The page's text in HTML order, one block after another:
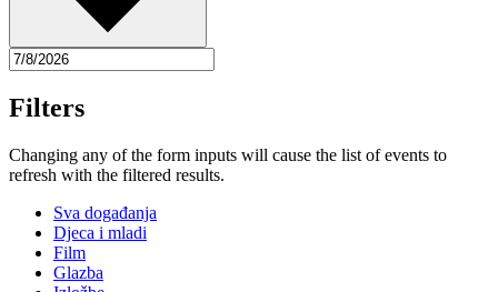
Filters
Changing any of the form inputs will cause the list of events to
refresh with the filtered results.
Sva događanja
Djeca i mladi
Film
Glazba